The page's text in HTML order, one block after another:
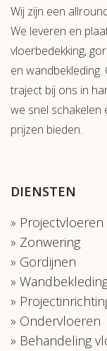
Wij zijn een
We leveren en
vloerbedekking,
en
traject bij ons in
we snel schakelen
prijzen bieden.
DIENSTEN
Projectvloeren
Zonwering
Gordijnen
Ondervloeren
Behandeling